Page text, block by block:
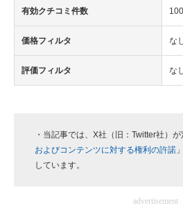
有効クチコミ件数
価格フィルタ な
評価フィルタ な
・当記事では、X社（旧：Twitter社）が
およびコンテンツに対する権利の許諾
しています。
advertisement